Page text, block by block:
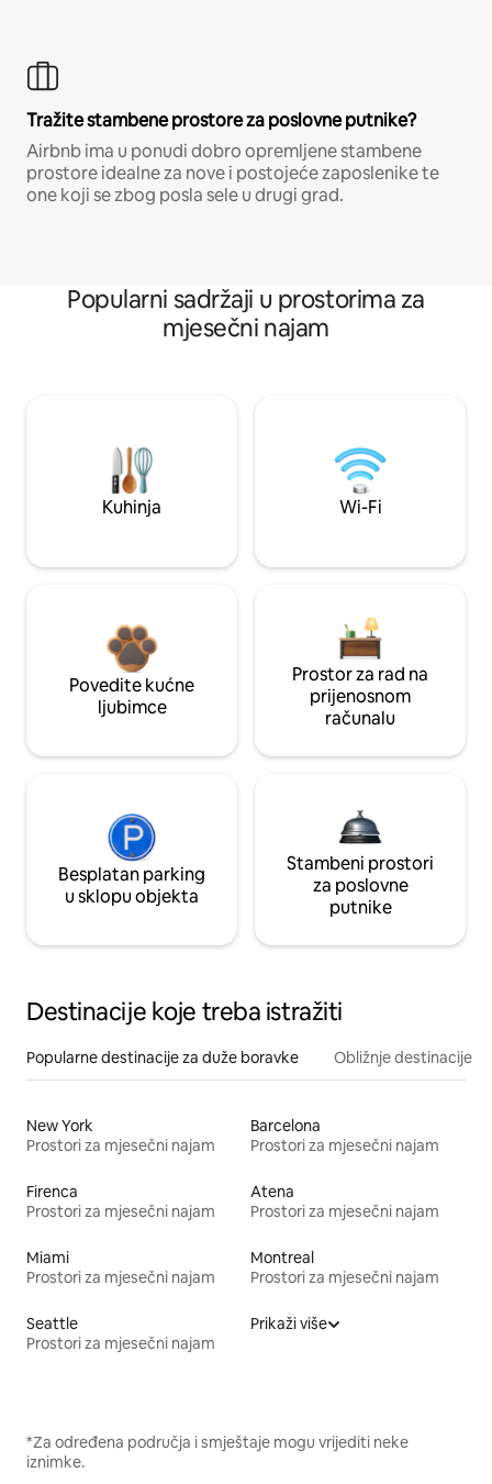
Tražite stambene prostore za poslovne putnike?
Airbnb ima u ponudi dobro opremljene stambene
prostore idealne za nove i postojeće zaposlenike te
one koji se zbog posla sele u drugi grad.
Popularni sadržaji u prostorima za
mjesečni najam
Kuhinja Wi-Fi
Povedite kućne
ljubimce
Prostor za rad na
prijenosnom
računalu
Besplatan parking
u sklopu objekta
Stambeni prostori
za poslovne
putnike
Destinacije koje treba istražiti
Popularne destinacije za duže boravke Obližnje destinacije
New York
Prostori za mjesečni najam
Barcelona
Prostori za mjesečni najam
Firenca
Prostori za mjesečni najam
Atena
Prostori za mjesečni najam
Miami
Prostori za mjesečni najam
Montreal
Prostori za mjesečni najam
Seattle
Prostori za mjesečni najam
Prikaži više
*Za određena područja i smještaje mogu vrijediti neke
iznimke.